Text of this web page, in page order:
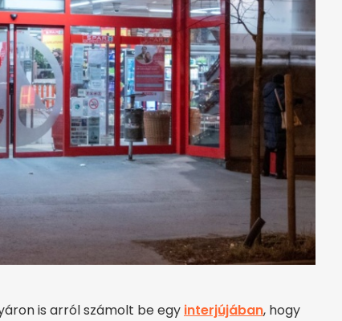
is arról számolt be egy interjújában, hogy